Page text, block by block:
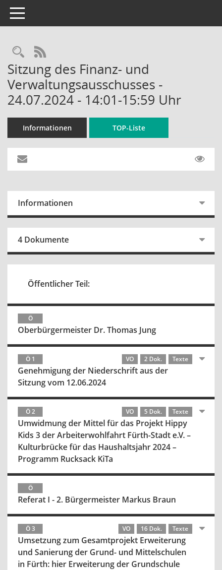
Toggle navigation
Rechercheauswahl
RSS-Feed
Sitzung des Finanz- und
Verwaltungsausschusses -
24.07.2024 - 14:01-15:59 Uhr
Informationen TOP-Liste
Informationen
4 Dokumente
Öffentlicher Teil:
Ö
Oberbürgermeister Dr. Thomas Jung
Ö 1 VO 2 Dok. Texte
Genehmigung der Niederschrift aus der
Sitzung vom 12.06.2024
Ö 2 VO 5 Dok. Texte
Umwidmung der Mittel für das Projekt Hippy
Kids 3 der Arbeiterwohlfahrt Fürth-Stadt e.V. –
Kulturbrücke für das Haushaltsjahr 2024 –
Programm Rucksack KiTa
Ö
Referat I - 2. Bürgermeister Markus Braun
Ö 3 VO 16 Dok. Texte
Umsetzung zum Gesamtprojekt Erweiterung
und Sanierung der Grund- und Mittelschulen
in Fürth: hier Erweiterung der Grundschule